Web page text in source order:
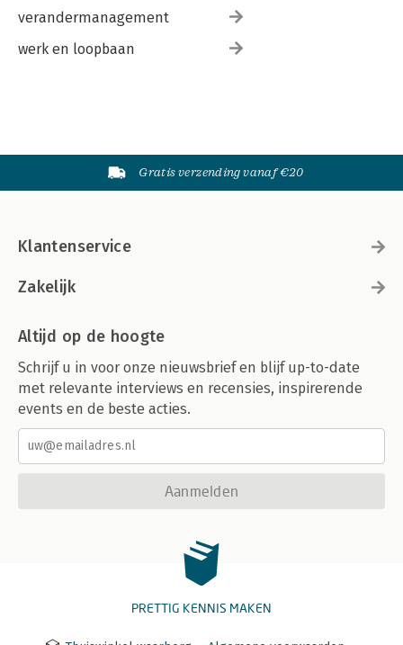
verandermanagement
werk en loopbaan
Gratis verzending vanaf €20
Klantenservice
Zakelijk
Altijd op de hoogte
Schrijf u in voor onze nieuwsbrief en blijf up-to-date
met relevante interviews en recensies, inspirerende
events en de beste acties.
Aanmelden
PRETTIG KENNIS MAKEN